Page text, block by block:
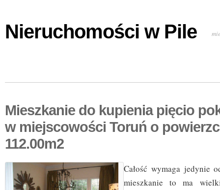
Nieruchomości w Pile
Mieszkanie do kupienia pięcio
w miejscowości Toruń o
112.00m2
Całość wymaga jedynie
mieszkanie to ma